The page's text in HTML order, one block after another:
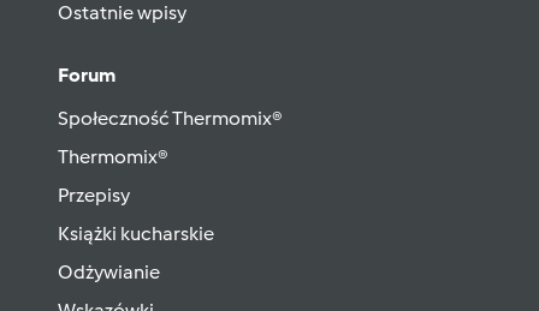
Ostatnie wpisy
Forum
Społeczność Thermomix®
Thermomix®
Przepisy
Książki kucharskie
Odżywianie